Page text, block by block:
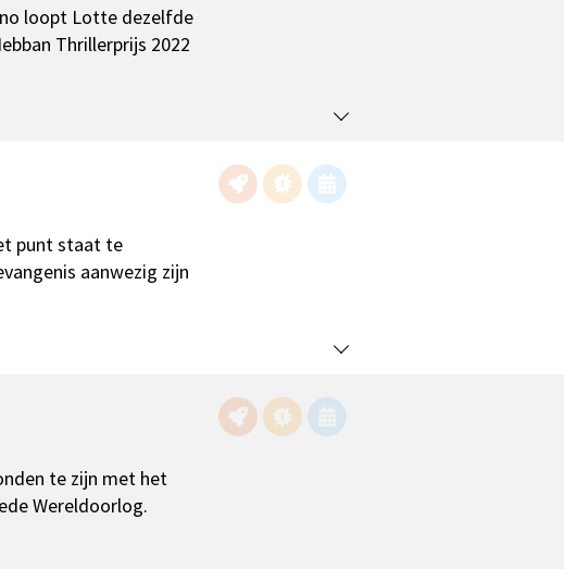
loopt Lotte dezelfde
Thrillerprijs 2022
punt staat te
aanwezig zijn
te zijn met het
Wereldoorlog.